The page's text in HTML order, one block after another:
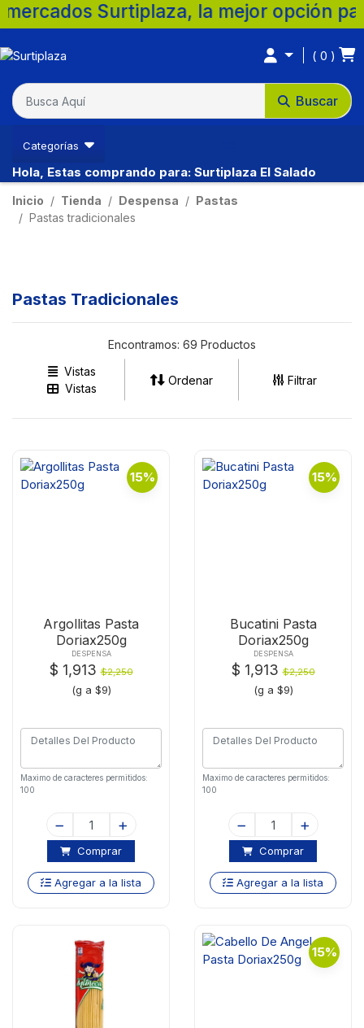
la mejor opción para tu
Buscar
0
Categorías
Hola, Estas comprando para: Surtiplaza El Salado
Inicio Tienda Despensa
Pastas
Pastas tradicionales
Pastas Tradicionales
Encontramos: 69 Productos
Vistas
Vistas
Ordenar Filtrar
15%
Argollitas Pasta
Doriax250g
DESPENSA
$ 1,913$2,250
(g a $9)
Maximo de caracteres permitidos:
100
Comprar
Agregar a la lista
15%
Bucatini Pasta
Doriax250g
DESPENSA
$ 1,913$2,250
(g a $9)
Maximo de caracteres permitidos:
100
Comprar
Agregar a la lista
15%